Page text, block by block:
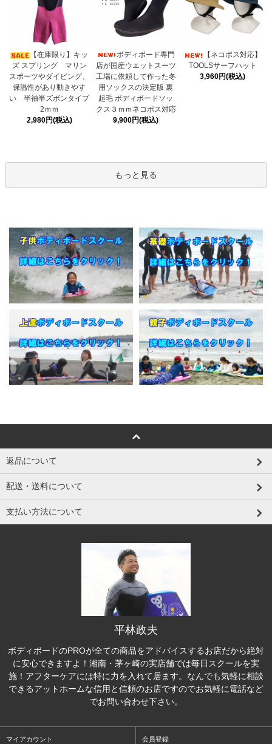
【在庫限り】キッ
ズ スプリング マリン
スポーツやダイビング、
保温性があり動きやす
い 半袖半ズボンタイプ
2ｍｍ
2,980円(税込)
ボディボード専門
店が国産ウエットスーツ
工場に依頼して作った冬
用ソックスの決定版 裏
起毛 ボディボードソッ
クス３ｍｍネコポス対応
9,900円(税込)
【ネコポス対応】
TOOLSサーフハット
3,960円(税込)
もっと見る
返品について
配送・送料について
支払い方法について
平林政夫
ボディボードのPROが全ての商品をアドバイスするお店だから絶対
に安心できますよ！湘南・茅ヶ崎の実店舗では毎日スクールを実
施！アフターケアには特に力を入れて居ます。なんでも気軽に相談
できるアットホームな信用と信頼のお店ですのでお気軽に電話など
でお問い合わせ下さい。
マイアカウント 会員登録